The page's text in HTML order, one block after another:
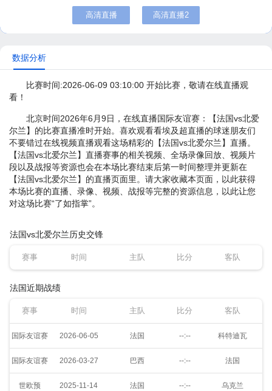
高清直播 高清直播2
数据分析
比赛时间:2026-06-09 03:10:00 开始比赛，敬请在线直播观
看！
北京时间2026年6月9日，在线直播国际友谊赛：【法国vs北爱
尔兰】的比赛直播准时开始。喜欢观看看埃及超直播的球迷朋友们
不要错过在线视频直播观看这场精彩的【法国vs北爱尔兰】直播。
【法国vs北爱尔兰】直播赛事的相关视频、全场录像回放、视频片
段以及战报等资源也会在本场比赛结束后第一时间整理并更新在
【法国vs北爱尔兰】的直播页面里。请大家收藏本页面，以此获得
本场比赛的直播、录像、视频、战报等完整的资源信息，以此让您
对这场比赛“了如指掌”。
法国vs北爱尔兰历史交锋
赛事 时间 主队 比分 客队
法国近期战绩
赛事 时间 主队 比分 客队
国际友谊赛 2026-06-05 法国 --:-- 科特迪瓦
国际友谊赛 2026-03-27 巴西 --:-- 法国
世欧预 2025-11-14 法国 --:-- 乌克兰